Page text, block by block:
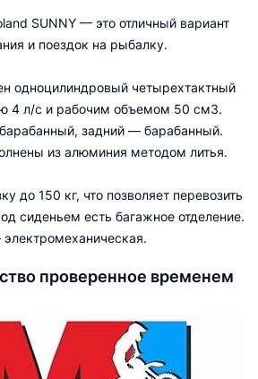
SUNNY — это отличный вариант
и поездок на рыбалку.
одноцилиндровый четырехтактный
4 л/с и рабочим объемом 50 см3.
задний — барабанный.
из алюминия методом литья.
до 150 кг, что позволяет перевозить
сиденьем есть багажное отделение.
проверенное временем